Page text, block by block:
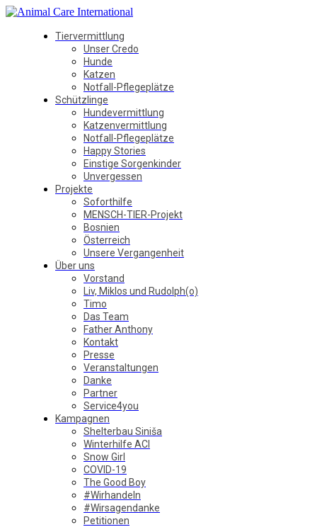
Tiervermittlung
Unser Credo
Hunde
Katzen
Notfall-Pflegeplätze
Schützlinge
Hundevermittlung
Katzenvermittlung
Notfall-Pflegeplätze
Happy Stories
Einstige Sorgenkinder
Unvergessen
Projekte
Soforthilfe
MENSCH-TIER-Projekt
Bosnien
Österreich
Unsere Vergangenheit
Über uns
Vorstand
Liv, Miklos und Rudolph(o)
Timo
Das Team
Father Anthony
Kontakt
Presse
Veranstaltungen
Danke
Partner
Service4you
Kampagnen
Shelterbau Siniša
Winterhilfe ACI
Snow Girl
COVID-19
The Good Boy
#Wirhandeln
#Wirsagendanke
Petitionen